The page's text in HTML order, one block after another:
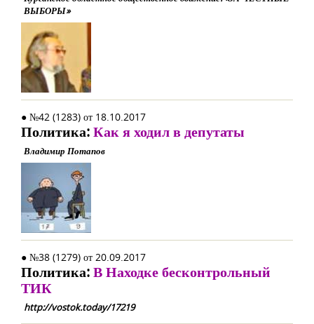
ВЫБОРЫ»
● №42 (1283) от 18.10.2017
Политика:Как я ходил в депутаты
Владимир Потапов
● №38 (1279) от 20.09.2017
Политика:В Находке бесконтрольный
ТИК
http://vostok.today/17219